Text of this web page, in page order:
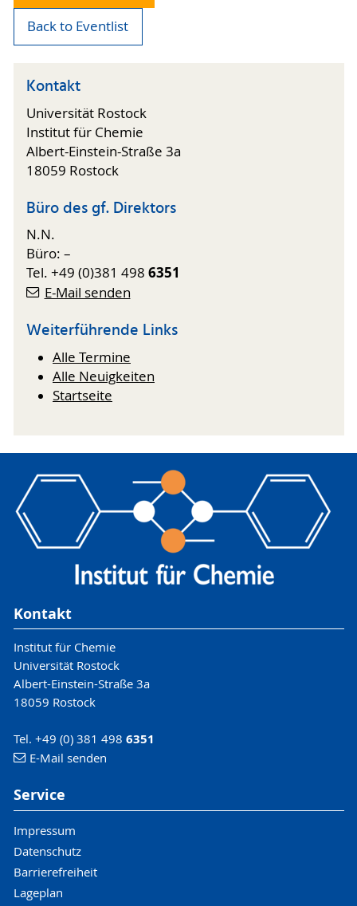
Back to Eventlist
Kontakt
Universität Rostock
Institut für Chemie
Albert-Einstein-Straße 3a
18059 Rostock
Büro des gf. Direktors
N.N.
Büro: –
Tel. +49 (0)381 498 6351
E-Mail senden
Weiterführende Links
Alle Termine
Alle Neuigkeiten
Startseite
Kontakt
Institut für Chemie
Universität Rostock
Albert-Einstein-Straße 3a
18059 Rostock
Tel. +49 (0) 381 498 6351
E-Mail senden
Service
Impressum
Datenschutz
Barrierefreiheit
Lageplan